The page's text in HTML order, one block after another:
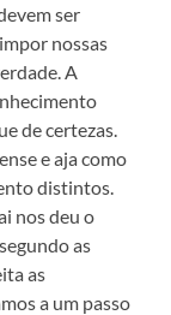
ser
nossas
A
de certezas.
e aja como
distintos.
nos deu o
as
as
a um passo